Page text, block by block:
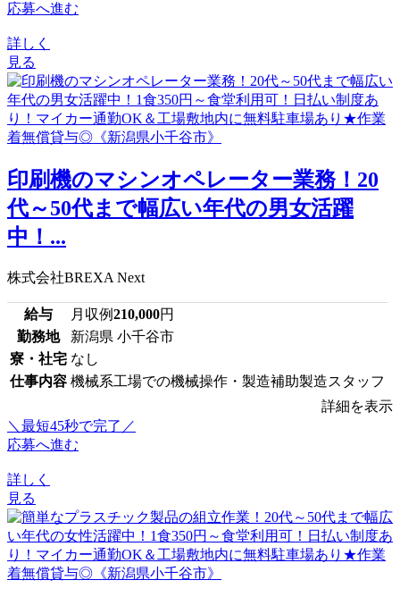
応募へ進む
詳しく
見る
印刷機のマシンオペレーター業務！20
代～50代まで幅広い年代の男女活躍
中！...
株式会社BREXA Next
給与 月収例210,000円
勤務地
新潟県 小千谷市
寮・社宅 なし
仕事内容 機械系工場での機械操作・製造補助製造スタッフ
詳細を表示
＼最短45秒で完了／
応募へ進む
詳しく
見る